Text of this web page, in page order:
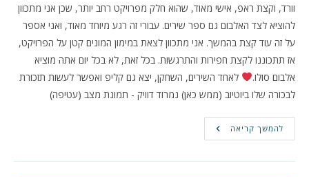
וורד, וקצת ראפ, אישי מאוד, שהוא חלק מפרויקט רחב יותר, שכן אני מתכוון
להוציא לצד האלבום גם ספר שירים. עבורי זה רגע מיוחד מאוד, ואני אספר
על זה עוד קצת בהמשך. אני מתכוון לצאת במימון המונים קטן על הפרויקט,
אז תתכוננו לקצת חפירות והתרגשות. בכל זאת, לא בכל יום אתה מוציא
אלבום סולו.
לאחד השירים, השחקן, יצא גם קליפ ואפשר לעשות תזכורת
לבכורה שלו ביוטיוב (ממש כאן) נמרוד דוויק - תמונת מצב (עטיפה)
להמשך קריאה עדכון
קטן,